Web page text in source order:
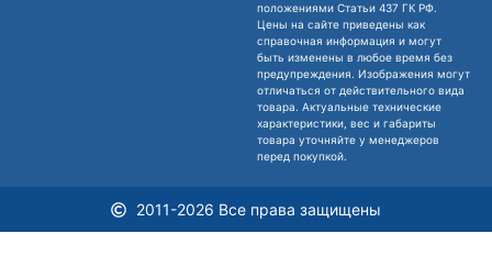
положениями Статьи 437 ГК РФ.
Цены на сайте приведены как
справочная информация и могут
быть изменены в любое время без
предупреждения. Изображения могут
отличаться от действительного вида
товара. Актуальные технические
характеристики, вес и габариты
товара уточняйте у менеджеров
перед покупкой.
2011-2026 Все права защищены